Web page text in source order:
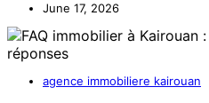
June 17, 2026
agence immobiliere kairouan